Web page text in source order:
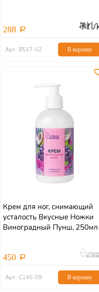
288
Арт.: В517-02 В корзину
Крем для ног, снимающий
усталость Вкусные Ножки
Виноградный Пунш, 250мл
450
Арт.: С145-09 В корзину